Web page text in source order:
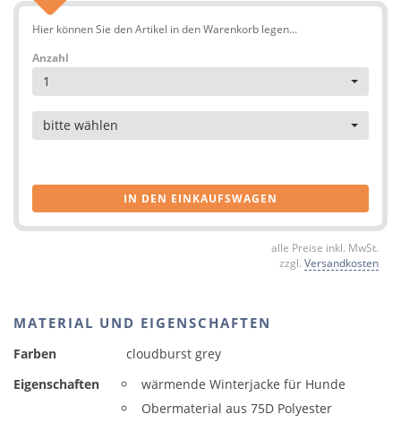
Hier können Sie den Artikel in den Warenkorb legen...
Anzahl
1
Artikel
bitte wählen
IN DEN EINKAUFSWAGEN
alle Preise inkl. MwSt.
zzgl. Versandkosten
MATERIAL UND EIGENSCHAFTEN
Farben
cloudburst grey
Eigenschaften
wärmende Winterjacke für Hunde
Obermaterial aus 75D Polyester